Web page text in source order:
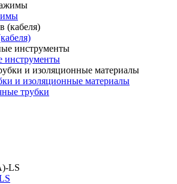
инструменты
и изоляционные материалы
трубки